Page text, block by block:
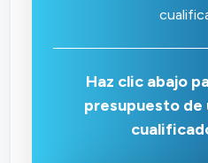
Haz clic abajo
presupuesto de